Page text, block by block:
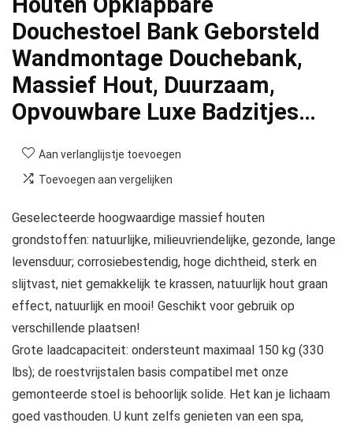
Douchestoel Bank Geborsteld
Wandmontage Douchebank,
Massief Hout, Duurzaam,
Opvouwbare Luxe Badzitjes…
Aan verlanglijstje toevoegen
Toevoegen aan vergelijken
Geselecteerde hoogwaardige massief houten
grondstoffen: natuurlijke, milieuvriendelijke, gezonde, lange
levensduur; corrosiebestendig, hoge dichtheid, sterk en
slijtvast, niet gemakkelijk te krassen, natuurlijk hout graan
effect, natuurlijk en mooi! Geschikt voor gebruik op
verschillende plaatsen!
Grote laadcapaciteit: ondersteunt maximaal 150 kg (330
lbs); de roestvrijstalen basis compatibel met onze
gemonteerde stoel is behoorlijk solide. Het kan je lichaam
goed vasthouden. U kunt zelfs genieten van een spa,